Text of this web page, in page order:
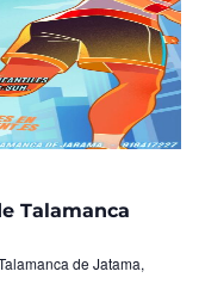
Talamanca
de Jatama,